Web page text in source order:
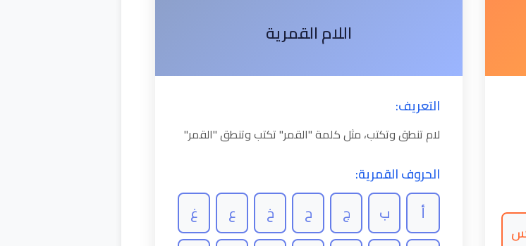
اللام القمرية
التعريف:
لام تنطق وتكتب، مثل كلمة "القمر" تكتب وتنطق "القمر"
الحروف القمرية:
أ ب ج ح خ ع
غ